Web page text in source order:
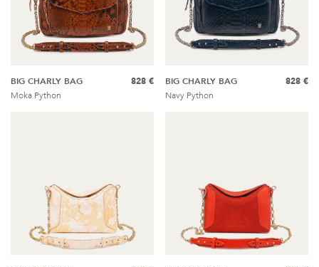
BIG CHARLY BAG
Moka Python
828 €
BIG CHARLY BAG
Navy Python
828 €